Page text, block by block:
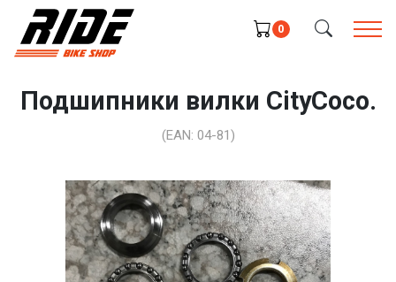
0
Подшипники вилки CityCoco.
(EAN: 04-81)